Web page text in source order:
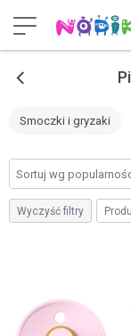
<
Smoczki i gryzaki
Wyczyść filtry